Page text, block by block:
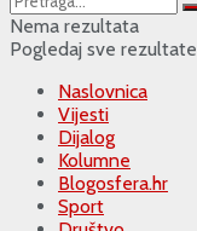
Nema rezultata
Pogledaj sve rezultate
Naslovnica
Vijesti
Dijalog
Kolumne
Blogosfera.hr
Sport